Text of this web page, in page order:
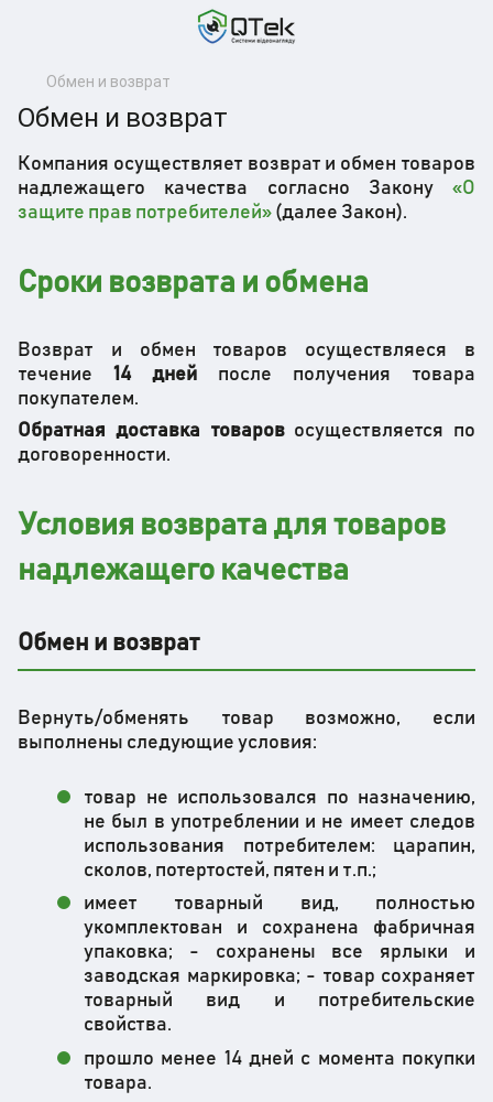
Обмен и возврат
Обмен и возврат
Компания осуществляет возврат и обмен товаров
надлежащего качества согласно Закону «О
защите прав потребителей»(далее Закон).
Сроки возврата и обмена
Возврат и обмен товаров осуществляеся в
течение 14 дней после получения товара
покупателем.
Обратная доставка товаровосуществляется по
договоренности.
Условия возврата для товаров
надлежащего качества
Обмен и возврат
Вернуть/обменять товар ​​возможно, если
выполнены следующие условия:
товар не использовался по назначению,
не был в употреблении и не имеет следов
использования потребителем: царапин,
сколов, потертостей, пятен и т.п.;
имеет товарный вид, полностью
укомплектован и сохранена фабричная
упаковка; - сохранены все ярлыки и
заводская маркировка; - товар сохраняет
товарный вид и потребительские
свойства.
прошло менее 14 дней с момента покупки
товара.